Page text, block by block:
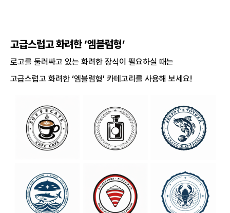
고급스럽고 화려한 ‘엠블럼형’
로고를 둘러싸고 있는 화려한 장식이 필요하실 때는
고급스럽고 화려한 ‘엠블럼형’ 카테고리를 사용해 보세요!